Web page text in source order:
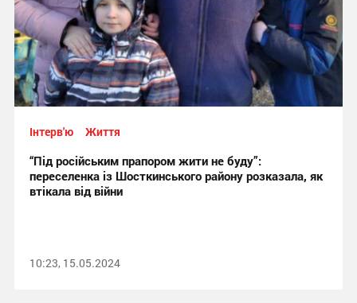
Інтерв'ю Життя
“Під російським прапором жити не буду”:
переселенка із Шосткинського району розказала, як
втікала від війни
10:23, 15.05.2024